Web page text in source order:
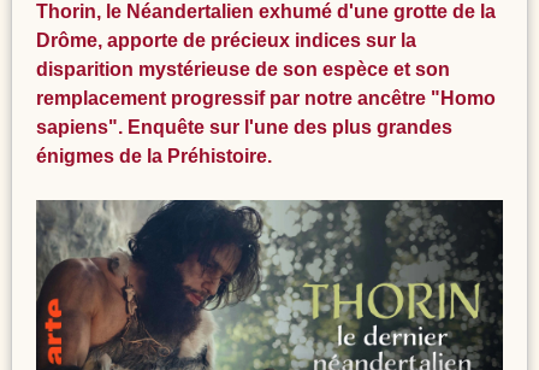
Thorin, le Néandertalien exhumé d'une grotte de la
Drôme, apporte de précieux indices sur la
disparition mystérieuse de son espèce et son
remplacement progressif par notre ancêtre "Homo
sapiens". Enquête sur l'une des plus grandes
énigmes de la Préhistoire.